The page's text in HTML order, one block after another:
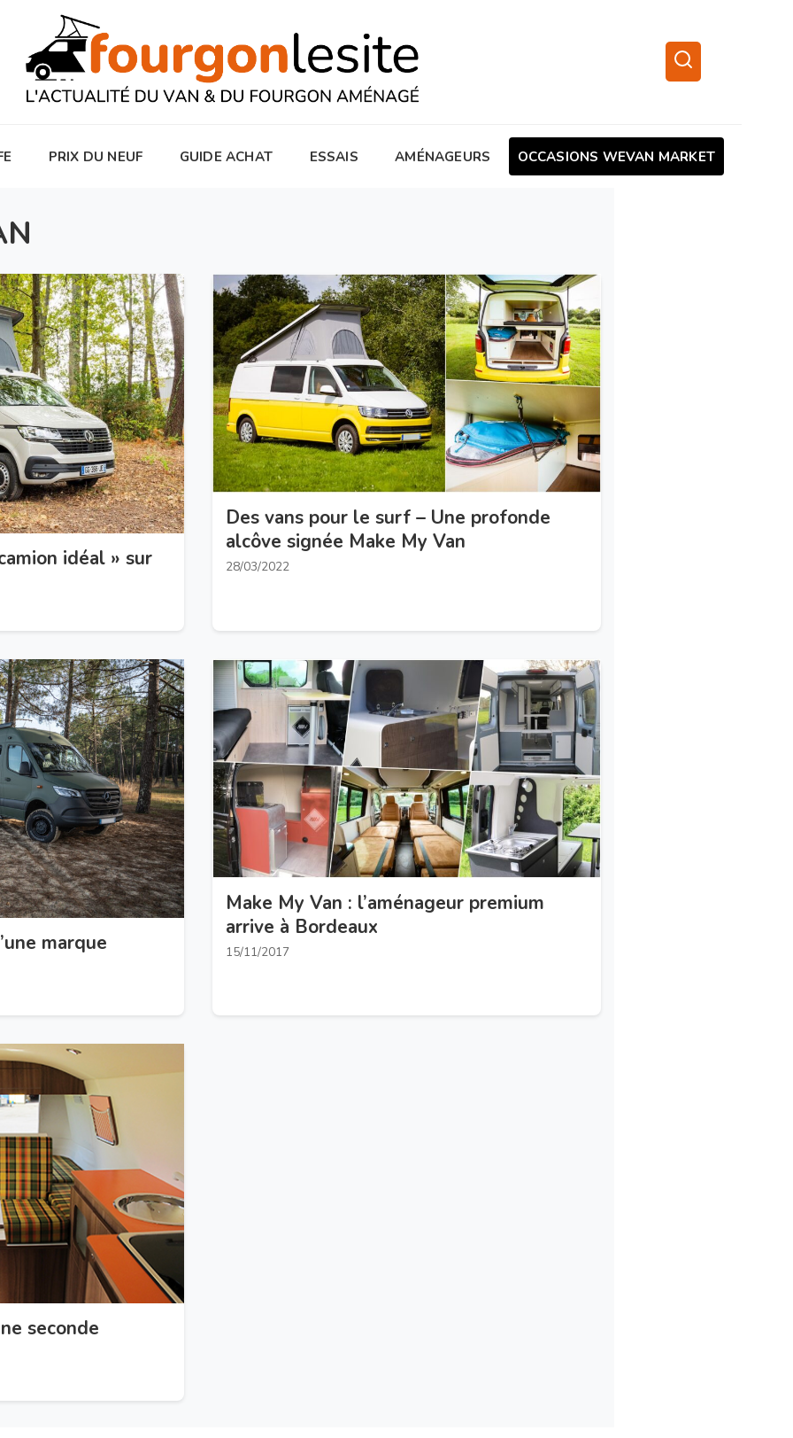
PRIX DU NEUF GUIDE ACHAT ESSAIS AMÉNAGEURS OCCASIONS WEVAN MARKET
idéal » sur
Des vans pour le surf – Une profonde
alcôve signée Make My Van
28/03/2022
marque
Make My Van : l’aménageur premium
arrive à Bordeaux
15/11/2017
seconde